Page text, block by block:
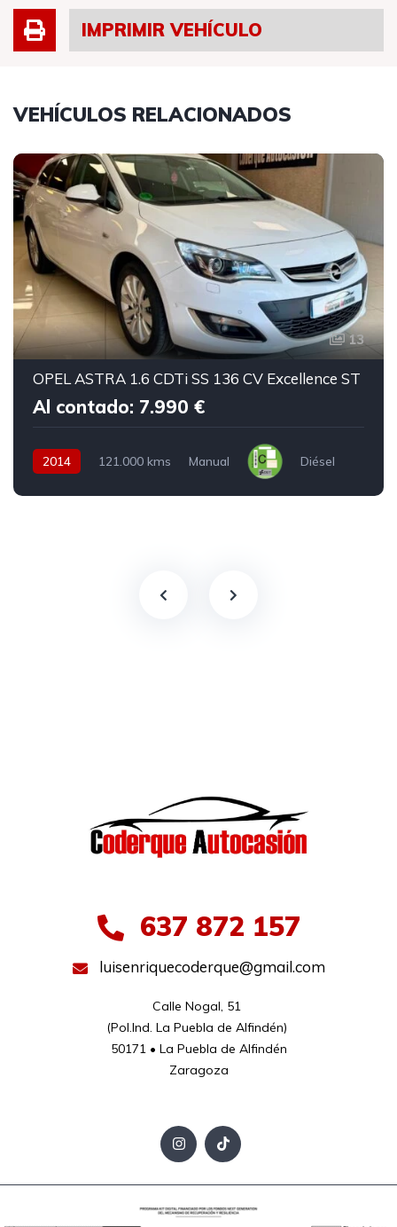
IMPRIMIR VEHÍCULO
VEHÍCULOS RELACIONADOS
13
OPEL ASTRA 1.6 CDTi SS 136 CV Excellence ST
Al contado: 7.990 €
2014 121.000 kms Manual Diésel
637 872 157
luisenriquecoderque@gmail.com
Calle Nogal, 51
(Pol.Ind. La Puebla de Alfindén)
50171 • La Puebla de Alfindén
Zaragoza